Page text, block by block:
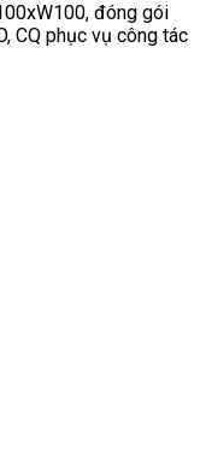
đóng gói
CQ phục vụ công tác